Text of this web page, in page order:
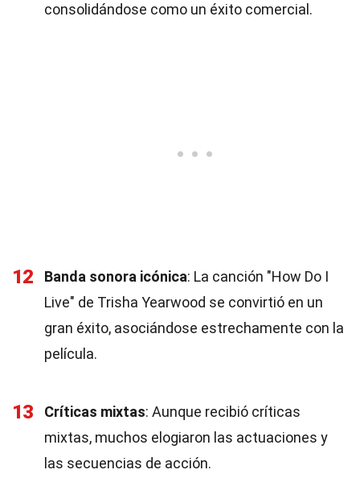
consolidándose como un éxito comercial.
12 Banda sonora icónica: La canción "How Do I
Live" de Trisha Yearwood se convirtió en un
gran éxito, asociándose estrechamente con la
película.
13 Críticas mixtas: Aunque recibió críticas
mixtas, muchos elogiaron las actuaciones y
las secuencias de acción.